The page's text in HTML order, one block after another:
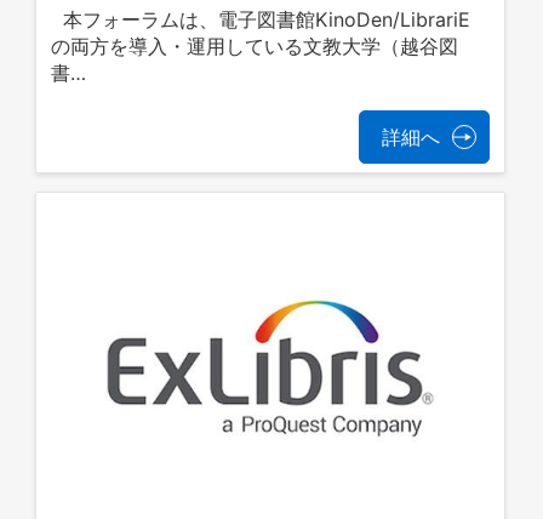
本フォーラムは、電子図書館KinoDen/LibrariE
の両方を導入・運用している文教大学（越谷図
書…
詳細へ